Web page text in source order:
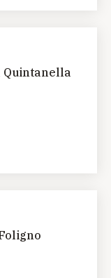
Quintanella